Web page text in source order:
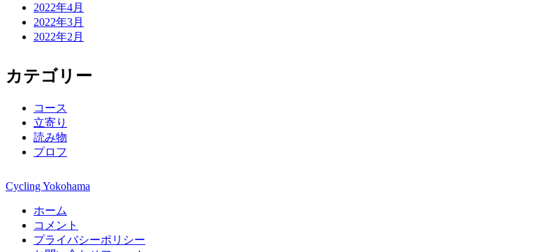
2022年4月
2022年3月
2022年2月
カテゴリー
コース
立寄り
読み物
プロフ
Cycling Yokohama
ホーム
コメント
プライバシーポリシー